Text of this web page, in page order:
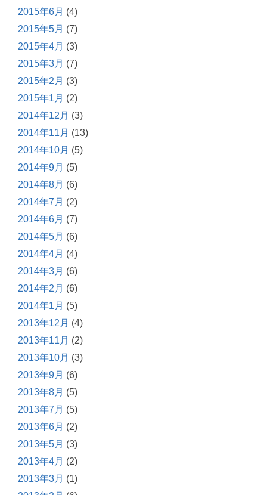
2015年6月 (4)
2015年5月 (7)
2015年4月 (3)
2015年3月 (7)
2015年2月 (3)
2015年1月 (2)
2014年12月 (3)
2014年11月 (13)
2014年10月 (5)
2014年9月 (5)
2014年8月 (6)
2014年7月 (2)
2014年6月 (7)
2014年5月 (6)
2014年4月 (4)
2014年3月 (6)
2014年2月 (6)
2014年1月 (5)
2013年12月 (4)
2013年11月 (2)
2013年10月 (3)
2013年9月 (6)
2013年8月 (5)
2013年7月 (5)
2013年6月 (2)
2013年5月 (3)
2013年4月 (2)
2013年3月 (1)